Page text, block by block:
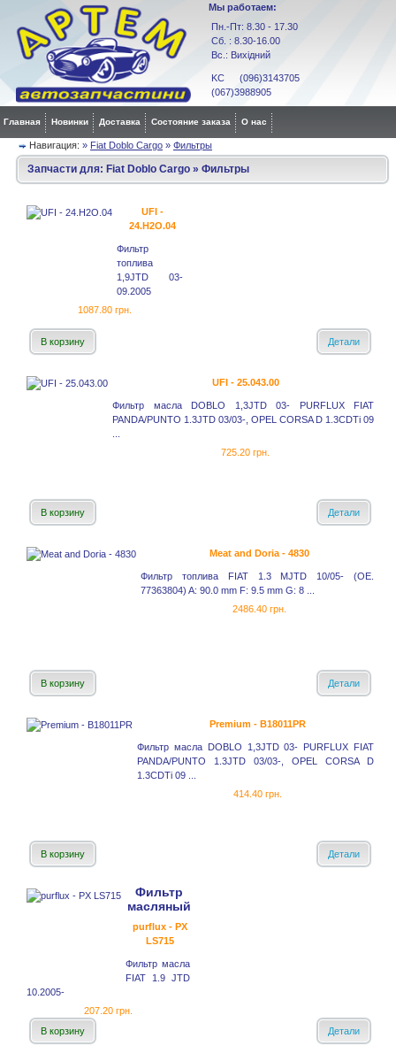
Мы работаем:
Пн.-Пт: 8.30 - 17.30
Сб. : 8.30-16.00
Вс.: Вихідний
KC (096)3143705
(067)3988905
Главная Новинки Доставка Состояние заказа О нас
Навигация: » Fiat Doblo Cargo » Фильтры
Запчасти для: Fiat Doblo Cargo » Фильтры
UFI -
24.H2O.04
Фильтр
топлива
1,9JTD 03-
09.2005
1087.80 грн.
В корзину Детали
UFI - 25.043.00
Фильтр масла DOBLO 1,3JTD 03- PURFLUX FIAT
PANDA/PUNTO 1.3JTD 03/03-, OPEL CORSA D 1.3CDTi 09
725.20 грн.
В корзину Детали
Meat and Doria - 4830
Фильтр топлива FIAT 1.3 MJTD 10/05- (OE.
77363804) A: 90.0 mm F: 9.5 mm G: 8 ...
2486.40 грн.
В корзину Детали
Premium - B18011PR
Фильтр масла DOBLO 1,3JTD 03- PURFLUX FIAT
PANDA/PUNTO 1.3JTD 03/03-, OPEL CORSA D
1.3CDTi 09 ...
414.40 грн.
В корзину Детали
Фильтр
масляный
purflux - PX
LS715
Фильтр масла
FIAT 1.9 JTD
10.2005-
207.20 грн.
В корзину
Детали